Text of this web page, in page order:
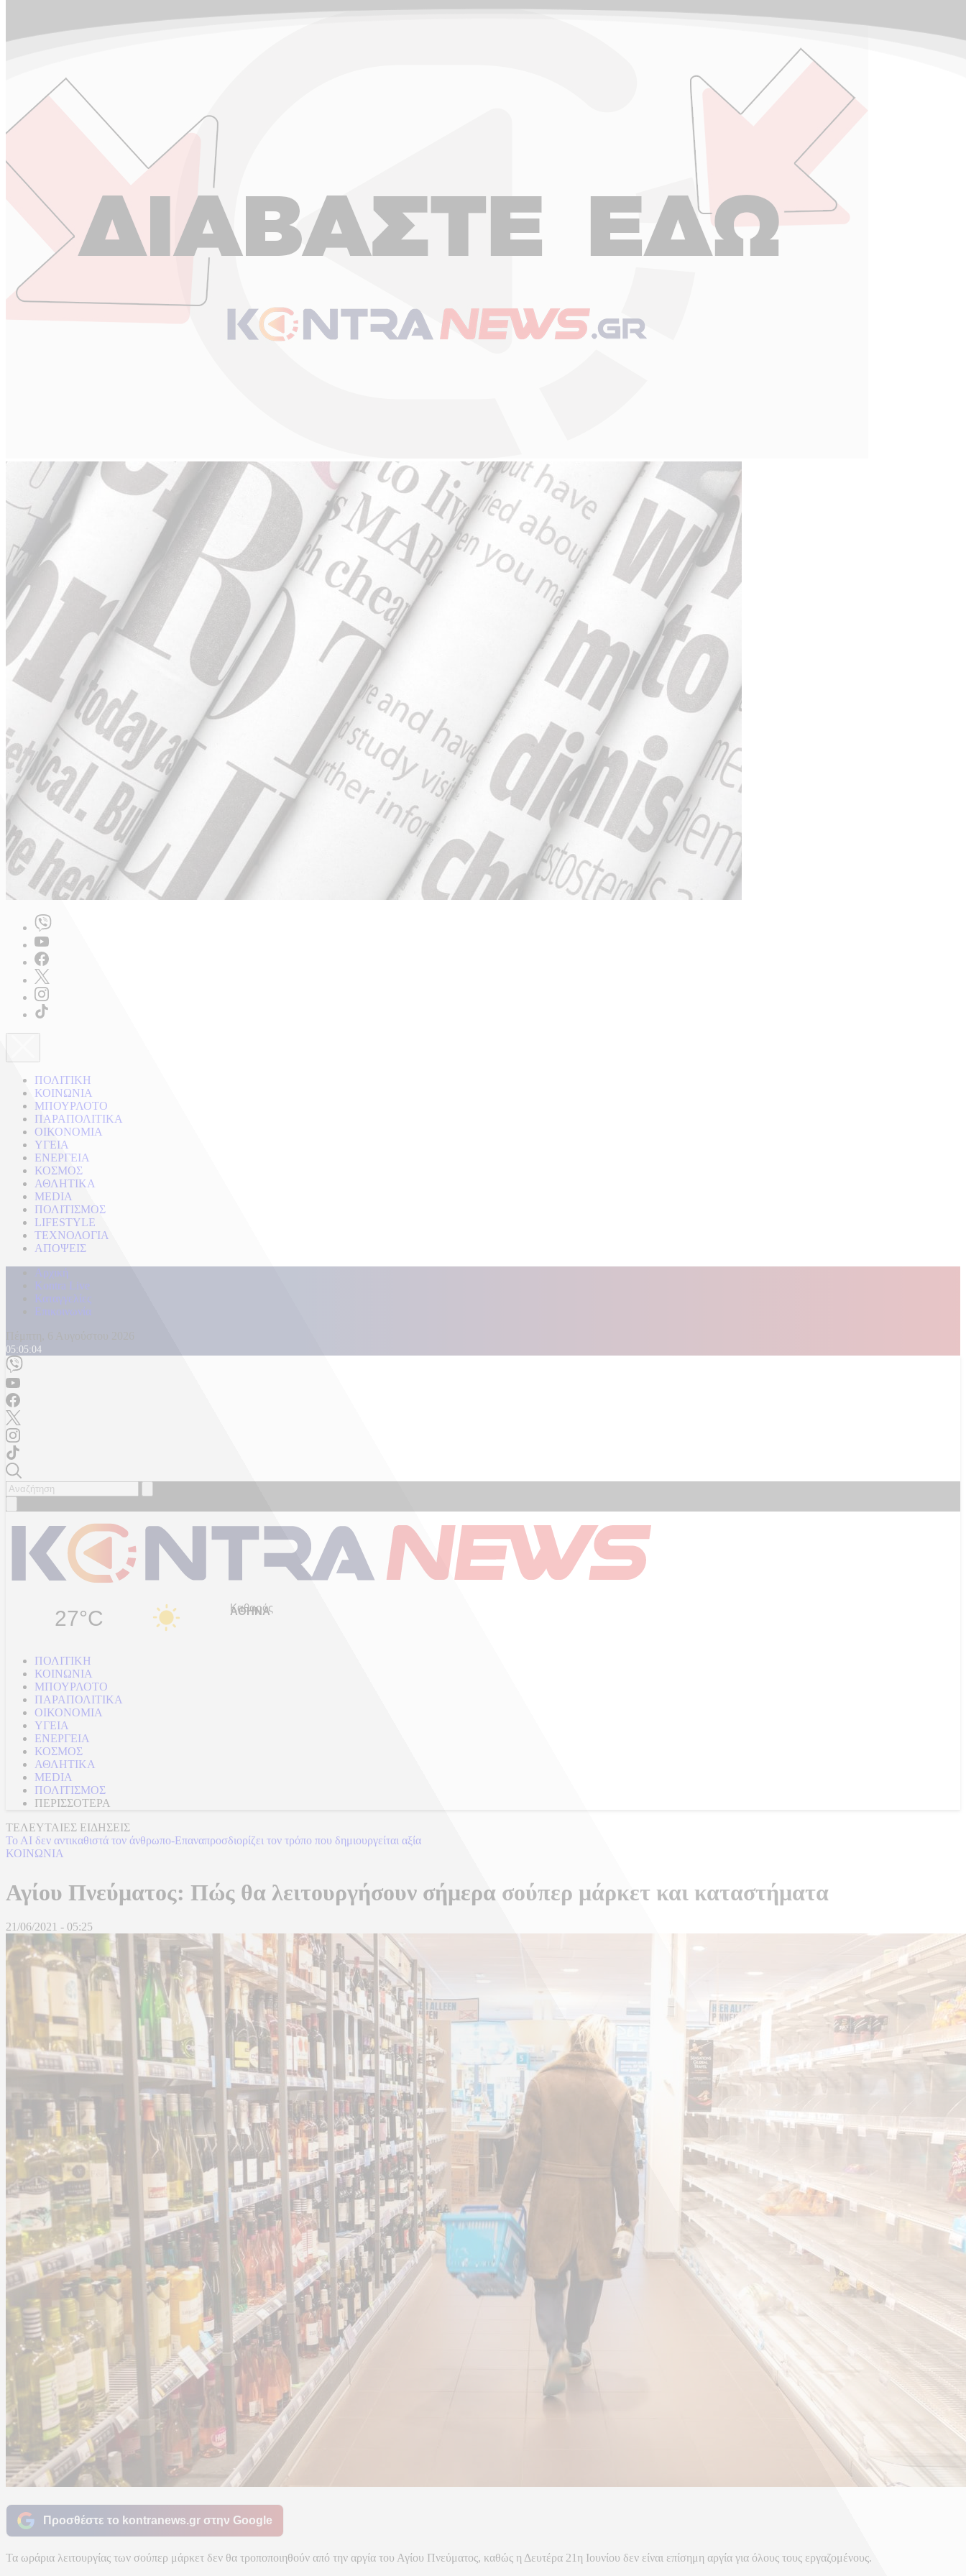
ΠΟΛΙΤΙΚΗ
ΚΟΙΝΩΝΙΑ
ΜΠΟΥΡΛΟΤΟ
ΠΑΡΑΠΟΛΙΤΙΚΑ
ΟΙΚΟΝΟΜΙΑ
ΥΓΕΙΑ
ΕΝΕΡΓΕΙΑ
ΚΟΣΜΟΣ
ΑΘΛΗΤΙΚΑ
MEDIA
ΠΟΛΙΤΙΣΜΟΣ
LIFESTYLE
ΤΕΧΝΟΛΟΓΙΑ
ΑΠΟΨΕΙΣ
Αρχική
Kontra Live
Καταγγελίες
Επικοινωνία
05:05:07
27°C Καθαρός
ΠΟΛΙΤΙΚΗ
ΚΟΙΝΩΝΙΑ
ΜΠΟΥΡΛΟΤΟ
ΠΑΡΑΠΟΛΙΤΙΚΑ
ΟΙΚΟΝΟΜΙΑ
ΥΓΕΙΑ
ΕΝΕΡΓΕΙΑ
ΚΟΣΜΟΣ
ΑΘΛΗΤΙΚΑ
MEDIA
ΠΟΛΙΤΙΣΜΟΣ
ΠΕΡΙΣΣΟΤΕΡΑ
ΤΕΛΕΥΤΑΙΕΣ ΕΙΔΗΣΕΙΣ
To AI δεν αντικαθιστά τον άνθρωπο-Επαναπροσδιορίζει τον τρόπο που δημιουργείται αξία
ΚΟΙΝΩΝΙΑ
Αγίου Πνεύματος: Πώς θα λειτουργήσουν σήμερα σούπερ μάρκετ και καταστήματα
21/06/2021 - 05:25
Προσθέστε το kontranews.gr στην Google
Τα ωράρια λειτουργίας των σούπερ μάρκετ δεν θα τροποποιηθούν από την αργία του Αγίου Πνεύματος, καθώς η Δευτέρα 21η Ιουνίου δεν είναι επίσημη αργία για όλους τους εργαζομένους.